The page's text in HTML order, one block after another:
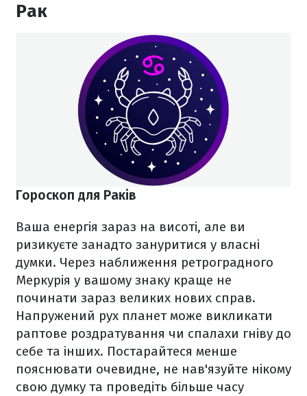
Рак
Гороскоп для Раків
Ваша енергія зараз на висоті, але ви
ризикуєте занадто зануритися у власні
думки. Через наближення ретроградного
Меркурія у вашому знаку краще не
починати зараз великих нових справ.
Напружений рух планет може викликати
раптове роздратування чи спалахи гніву до
себе та інших. Постарайтеся менше
пояснювати очевидне, не нав'язуйте нікому
свою думку та проведіть більше часу